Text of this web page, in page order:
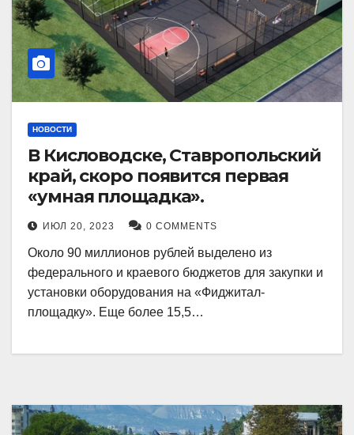
НОВОСТИ
В Кисловодске, Ставропольский
край, скоро появится первая
«умная площадка».
ИЮЛ 20, 2023 0 COMMENTS
Около 90 миллионов рублей выделено из
федерального и краевого бюджетов для закупки и
установки оборудования на «Фиджитал-
площадку». Еще более 15,5…